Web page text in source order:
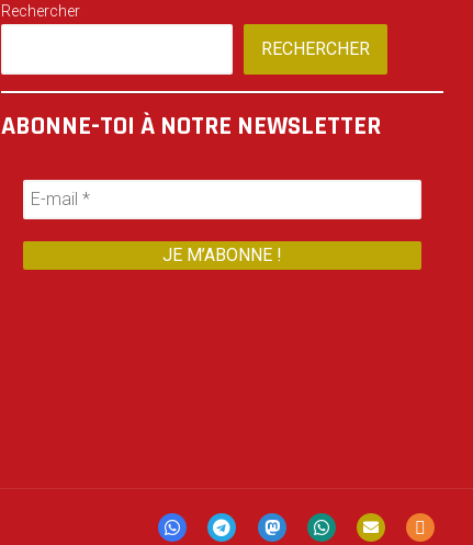
Rechercher
RECHERCHER
ABONNE-TOI À NOTRE NEWSLETTER